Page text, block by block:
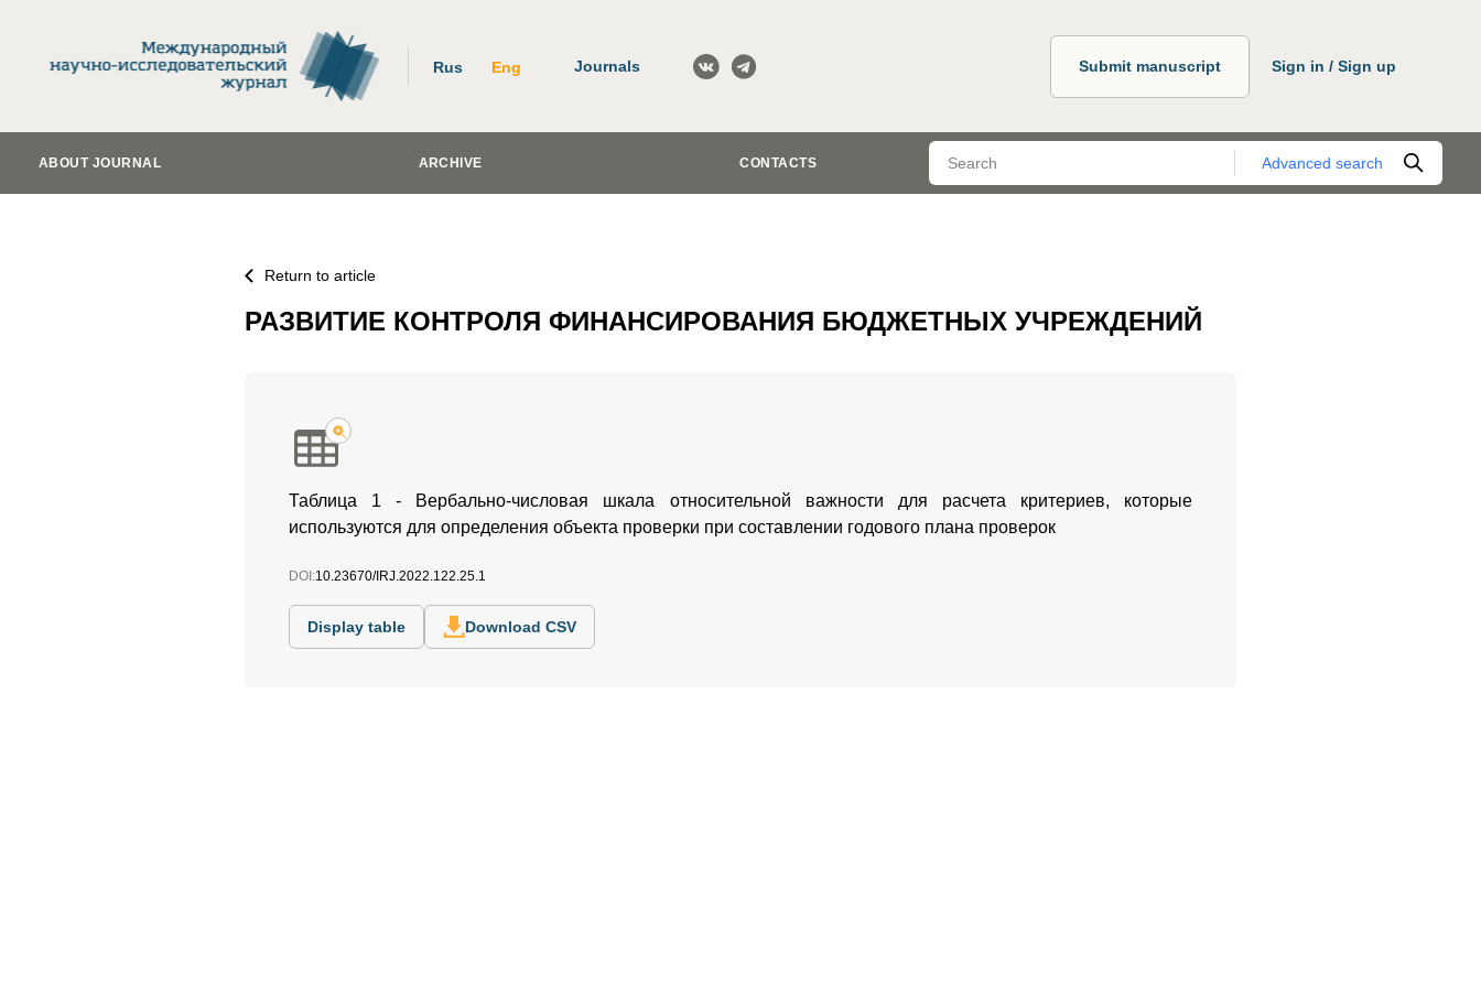
Rus Eng Journals Submit manuscript Sign in / Sign up
ABOUT JOURNAL ARCHIVE CONTACTS Advanced search
Return to article
РАЗВИТИЕ КОНТРОЛЯ ФИНАНСИРОВАНИЯ БЮДЖЕТНЫХ УЧРЕЖДЕНИЙ
Таблица 1 - Вербально-числовая шкала относительной важности для расчета критериев, которые
используются для определения объекта проверки при составлении годового плана проверок
DOI:10.23670/IRJ.2022.122.25.1
Display table Download CSV